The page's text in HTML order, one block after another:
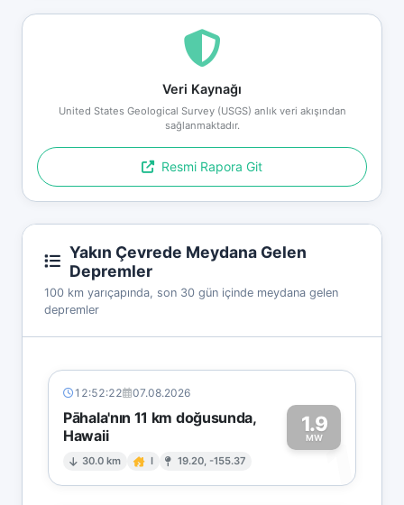
Veri Kaynağı
United States Geological Survey (USGS) anlık veri akışından
sağlanmaktadır.
Resmi Rapora Git
Yakın Çevrede Meydana Gelen
Depremler
100 km yarıçapında, son 30 gün içinde meydana gelen
depremler
12:52:22 07.08.2026
Pāhala'nın 11 km doğusunda,
Hawaii
30.0 km I 19.20, -155.37
1.9
MW1